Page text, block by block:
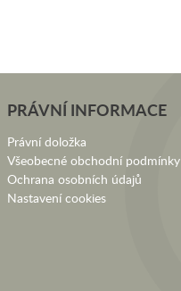
PRÁVNÍ INFORMACE
Právní doložka
Všeobecné obchodní podmínky
Ochrana osobních údajů
Nastavení cookies